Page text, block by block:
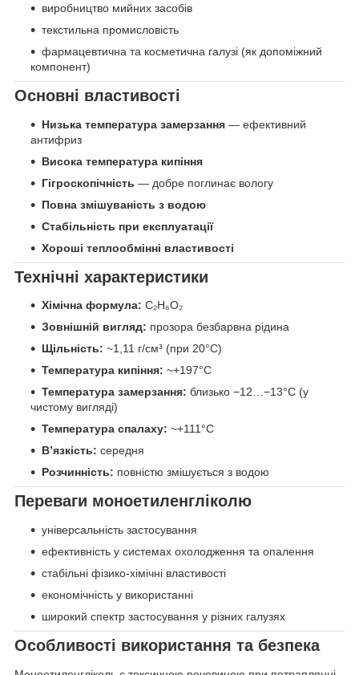
виробництво мийних засобів
текстильна промисловість
фармацевтична та косметична галузі (як допоміжний
компонент)
Основні властивості
Низька температура замерзання — ефективний
антифриз
Висока температура кипіння
Гігроскопічність — добре поглинає вологу
Повна змішуваність з водою
Стабільність при експлуатації
Хороші теплообмінні властивості
Технічні характеристики
Хімічна формула: C₂H₆O₂
Зовнішній вигляд: прозора безбарвна рідина
Щільність: ~1,11 г/см³ (при 20°C)
Температура кипіння: ~+197°C
Температура замерзання: близько −12…−13°C (у
чистому вигляді)
Температура спалаху: ~+111°C
В’язкість: середня
Розчинність: повністю змішується з водою
Переваги моноетиленгліколю
універсальність застосування
ефективність у системах охолодження та опалення
стабільні фізико-хімічні властивості
економічність у використанні
широкий спектр застосування у різних галузях
Особливості використання та безпека